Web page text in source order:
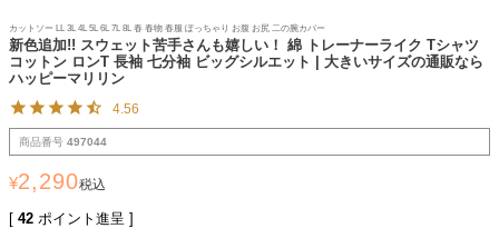
カットソー LL 3L 4L 5L 6L 7L 8L 春 春物 春服 ぽっちゃり お腹 お尻 二の腕カバー
新色追加!! スウェット苦手さんも嬉しい！ 綿 トレーナーライク Tシャツ
コットン ロンT 長袖 七分袖 ビッグシルエット | 大きいサイズの通販なら
ハッピーマリリン
4.56
商品番号 497044
¥2,290税込
[ 42 ポイント進呈 ]